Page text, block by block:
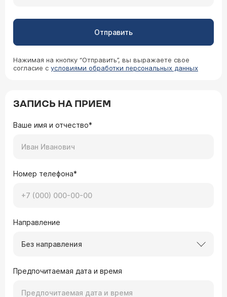
Отправить
Нажимая на кнопку “Отправить”, вы выражаете свое
согласие с условиями обработки персональных данных
ЗАПИСЬ НА ПРИЕМ
Ваше имя и отчество*
Номер телефона*
Направление
Без направления
Предпочитаемая дата и время